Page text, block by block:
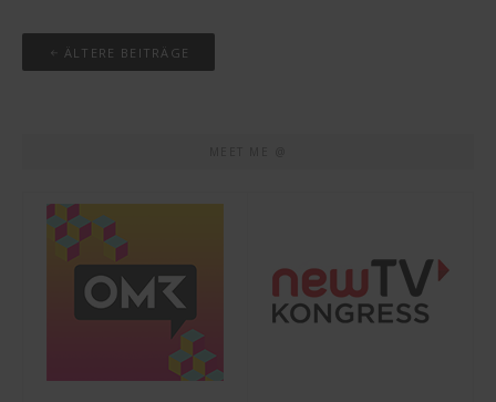
Beitrags-
Navigation
ÄLTERE BEITRÄGE